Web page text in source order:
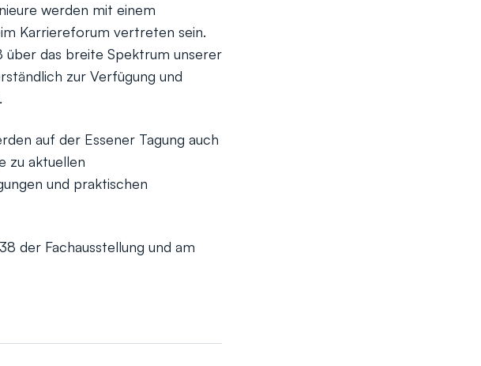
werden mit einem
Karriereforum vertreten sein.
über das breite Spektrum unserer
zur Verfügung und
auf der Essener Tagung auch
zu aktuellen
und praktischen
der Fachausstellung und am